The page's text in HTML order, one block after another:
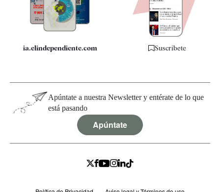
Especificaciones
ia.elindependiente.com Suscríbete
Apúntate a nuestra Newsletter y entérate de lo que
está pasando
Apúntate